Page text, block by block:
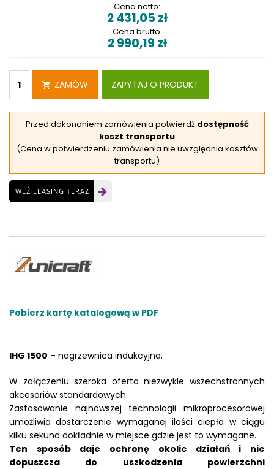
Cena netto:
2 431,05 zł
Cena brutto:
2 990,19 zł
ZAMÓW ZAPYTAJ O PRODUKT
Przed dokonaniem zamówienia potwierdź dostępność
koszt transportu
(Cena w potwierdzeniu zamówienia nie uwzględnia kosztów
transportu)
WEŹ LEASING TERAZ
Pobierz kartę katalogową w PDF
IHG 1500 – nagrzewnica indukcyjna.
W załączeniu szeroka oferta niezwykle wszechstronnych
akcesoriów standardowych.
Zastosowanie najnowszej technologii mikroprocesorowej
umożliwia dostarczenie wymaganej ilości ciepła w ciągu
kilku sekund dokładnie w miejsce gdzie jest to wymagane.
Ten sposób daje ochronę okolic działań i nie
dopuszcza do uszkodzenia powierzchni